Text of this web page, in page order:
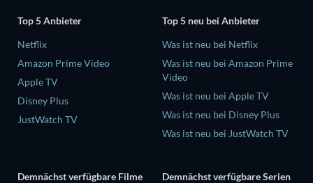
Top 5 Anbieter
Netflix
Amazon Prime Video
Apple TV
Disney Plus
JustWatch TV
Top 5 neu bei Anbieter
Was ist neu bei Netflix
Was ist neu bei Amazon Prime
Video
Was ist neu bei Apple TV
Was ist neu bei Disney Plus
Was ist neu bei JustWatch TV
Demnächst verfügbare Filme
Demnächst verfügbare Serien